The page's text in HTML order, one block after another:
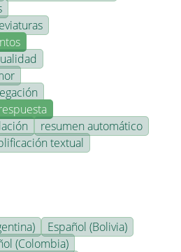
resumen automático
textual
Español (Bolivia)
(Colombia)